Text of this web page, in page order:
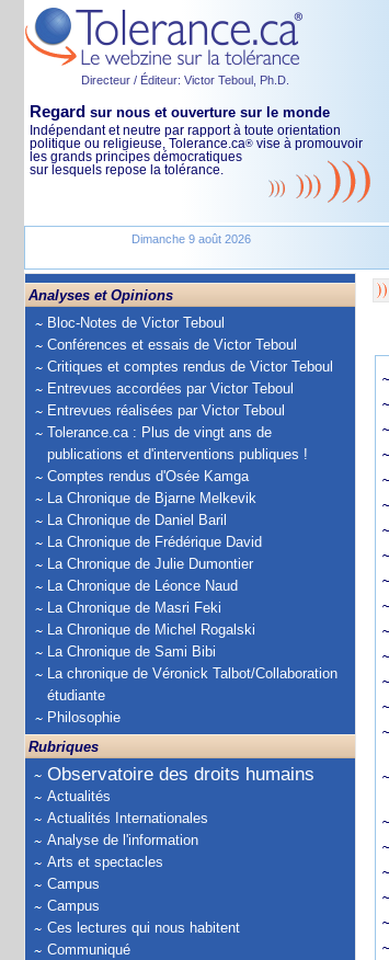
Directeur / Éditeur: Victor Teboul, Ph.D.
Regard sur nous et ouverture sur le monde
Indépendant et neutre par rapport à toute orientation
politique ou religieuse, Tolerance.ca® vise à promouvoir
les grands principes démocratiques
sur lesquels repose la tolérance.
Dimanche 9 août 2026
Analyses et Opinions
Bloc-Notes de Victor Teboul
Conférences et essais de Victor Teboul
Critiques et comptes rendus de Victor Teboul
Entrevues accordées par Victor Teboul
Entrevues réalisées par Victor Teboul
Tolerance.ca : Plus de vingt ans de
publications et d'interventions publiques !
Comptes rendus d'Osée Kamga
La Chronique de Bjarne Melkevik
La Chronique de Daniel Baril
La Chronique de Frédérique David
La Chronique de Julie Dumontier
La Chronique de Léonce Naud
La Chronique de Masri Feki
La Chronique de Michel Rogalski
La Chronique de Sami Bibi
La chronique de Véronick Talbot/Collaboration
étudiante
Philosophie
Rubriques
Observatoire des droits humains
Actualités
Actualités Internationales
Analyse de l'information
Arts et spectacles
Campus
Campus
Ces lectures qui nous habitent
Communiqué